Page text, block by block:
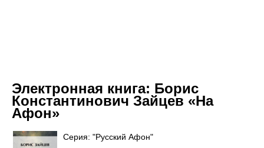
Электронная книга: Борис
Константинович Зайцев «На
Афон»
Серия: "Русский Афон"